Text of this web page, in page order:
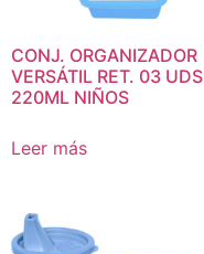
CONJ. ORGANIZADOR
VERSÁTIL RET. 03 UDS
220ML NIÑOS
Leer más